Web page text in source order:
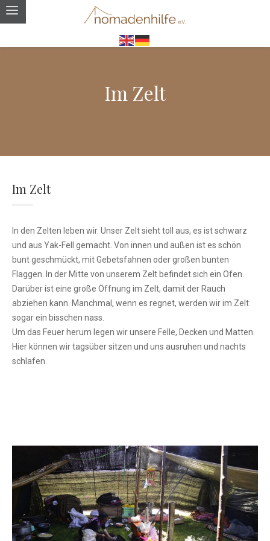
Im Zelt
Im Zelt
In den Zelten leben wir. Unser Zelt sieht toll aus, es ist schwarz
und aus Yak-Fell gemacht. Von innen und außen ist es schön
bunt geschmückt, mit Gebetsfahnen oder großen bunten
Flaggen. In der Mitte von unserem Zelt befindet sich ein Ofen.
Darüber ist eine große Öffnung im Zelt, damit der Rauch
abziehen kann. Manchmal, wenn es regnet, werden wir im Zelt
sogar ein bisschen nass.
Um das Feuer herum legen wir unsere Felle, Decken und Matten.
Hier können wir tagsüber sitzen und uns ausruhen und nachts
schlafen.